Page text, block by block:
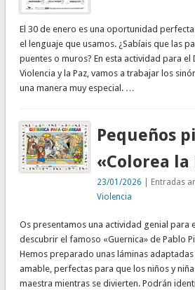
El 30 de enero es una oportunidad
el lenguaje que usamos. ¿Sabíais que las
puentes o muros? En esta actividad para el
Violencia y la Paz, vamos a trabajar los
una manera muy especial. …
Pequeños
«Colorea la
23/01/2026 | Entradas
Violencia
Os presentamos una actividad genial para
descubrir el famoso «Guernica» de Pablo
Hemos preparado unas láminas
amable, perfectas para que los niños y
maestra mientras se divierten. Podrán